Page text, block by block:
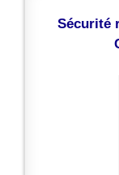
Sécurité